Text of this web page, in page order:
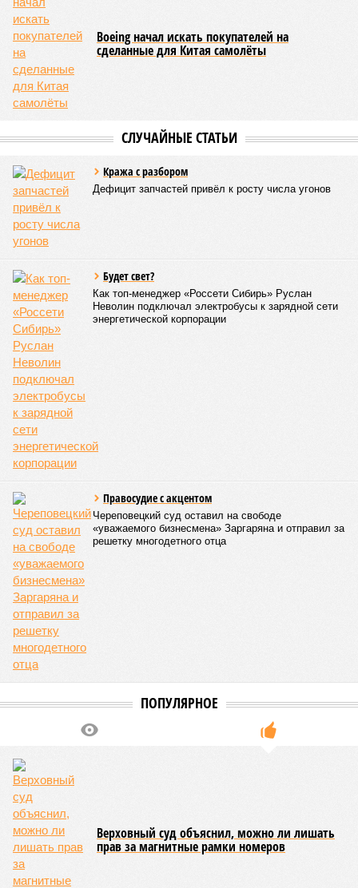
Boeing начал искать покупателей на
сделанные для Китая самолёты
СЛУЧАЙНЫЕ СТАТЬИ
Кража с разбором
Дефицит запчастей привёл к росту числа угонов
Будет свет?
Как топ-менеджер «Россети Сибирь» Руслан
Неволин подключал электробусы к зарядной сети
энергетической корпорации
Правосудие с акцентом
Череповецкий суд оставил на свободе
«уважаемого бизнесмена» Заргаряна и отправил за
решетку многодетного отца
ПОПУЛЯРНОЕ
Верховный суд объяснил, можно ли лишать
прав за магнитные рамки номеров